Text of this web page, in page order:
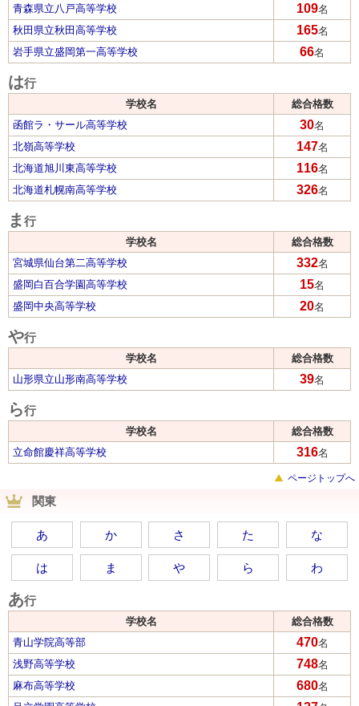
青森県立八戸高等学校
109名
秋田県立秋田高等学校
165名
岩手県立盛岡第一高等学校
66名
は行
学校名
総合格数
函館ラ・サール高等学校
30名
北嶺高等学校
147名
北海道旭川東高等学校
116名
北海道札幌南高等学校
326名
ま 行
学校名
総合格数
宮城県仙台第二高等学校
332名
盛岡白百合学園高等学校
15名
盛岡中央高等学校
20名
や行
学校名
総合格数
山形県立山形南高等学校
39名
ら行
学校名
総合格数
立命館慶祥高等学校
316名
ページトップへ
関東
あ か さ た な
は ま や ら わ
あ行
学校名
総合格数
青山学院高等部
470名
浅野高等学校
748名
麻布高等学校
680名